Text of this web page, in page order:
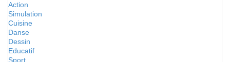
Action
Simulation
Cuisine
Danse
Dessin
Educatif
Sport